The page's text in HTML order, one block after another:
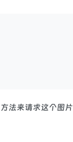
法来请求这个图